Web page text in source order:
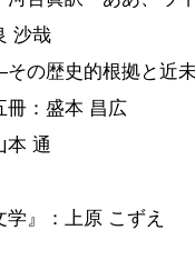
沙哉
の歴史的根拠と近
冊：盛本 昌広
本 通
』：上原 こずえ